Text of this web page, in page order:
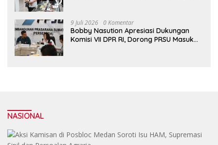
9 Juli 2026 0 Komentar
Bobby Nasution Apresiasi Dukungan
Komisi VII DPR RI, Dorong PRSU Masuk
NASIONAL